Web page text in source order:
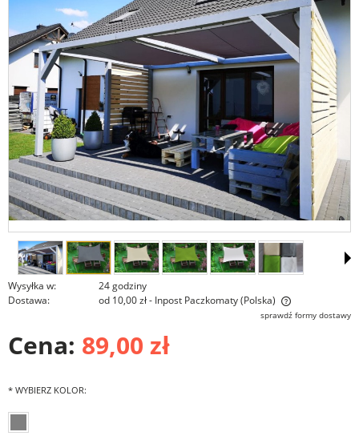
Wysyłka w:
24 godziny
Dostawa:
od 10,00 zł- Inpost Paczkomaty(Polska)
Cena nie zawiera ewentualnych kosztów płatnościsprawdź formy dostawy
Cena: 89,00 zł
* WYBIERZ KOLOR: